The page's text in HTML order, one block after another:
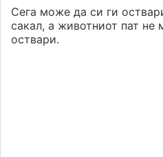
Сега може да си ги
сакал, а животниот пат не
оствари.